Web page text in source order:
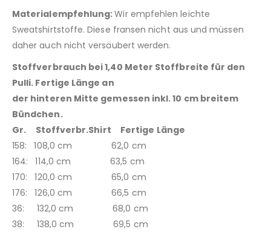
Materialempfehlung:Wir empfehlen leichte
Sweatshirtstoffe. Diese fransen nicht aus und müssen
daher auch nicht versäubert werden.
Stoffverbrauch bei 1,40 Meter Stoffbreite für den
Pulli. Fertige Länge an
der hinteren Mitte gemessen inkl. 10 cm breitem
Bündchen.
Gr. Stoffverbr.Shirt Fertige Länge
158: 108,0 cm 62,0 cm
164: 114,0 cm 63,5 cm
170: 120,0 cm 65,0 cm
176: 126,0 cm 66,5 cm
36: 132,0 cm 68,0 cm
38: 138,0 cm 69,5 cm